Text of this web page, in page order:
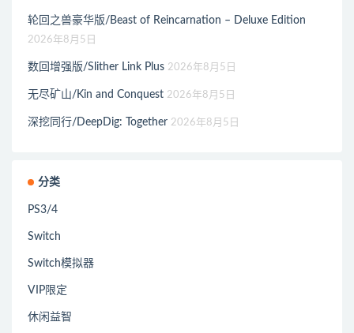
轮回之兽豪华版/Beast of Reincarnation – Deluxe Edition
2026年8月5日
数回增强版/Slither Link Plus 2026年8月5日
无尽矿山/Kin and Conquest 2026年8月5日
深挖同行/DeepDig: Together 2026年8月5日
分类
PS3/4
Switch
Switch模拟器
VIP限定
休闲益智